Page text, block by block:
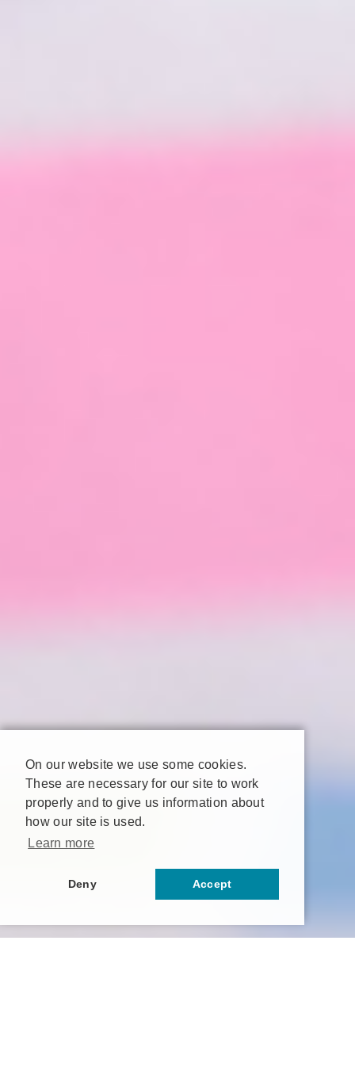
On our website we use some cookies.
These are necessary for our site to work
properly and to give us information about
how our site is used.
Learn more
Deny Accept